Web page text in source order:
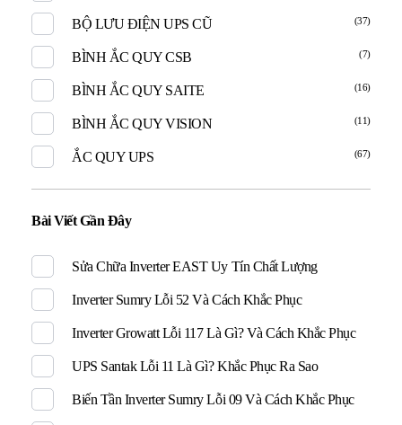
BỘ LƯU ĐIỆN UPS CŨ (37)
BÌNH ẮC QUY CSB (7)
BÌNH ẮC QUY SAITE (16)
BÌNH ẮC QUY VISION (11)
ẮC QUY UPS (67)
Bài Viết Gần Đây
Sửa Chữa Inverter EAST Uy Tín Chất Lượng
Inverter Sumry Lỗi 52 Và Cách Khắc Phục
Inverter Growatt Lỗi 117 Là Gì? Và Cách Khắc Phục
UPS Santak Lỗi 11 Là Gì? Khắc Phục Ra Sao
Biến Tần Inverter Sumry Lỗi 09 Và Cách Khắc Phục